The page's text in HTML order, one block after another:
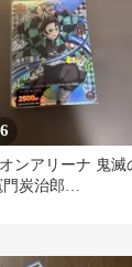
ンアリーナ 鬼滅
門炭治郎